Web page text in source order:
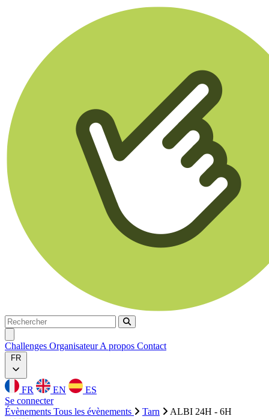
Rechercher
Rechercher
Challenges OrganisateurA propos Contact
FR
FR EN
ES
Se connecter
Évènements Tous les évènements Tarn
ALBI 24H - 6H